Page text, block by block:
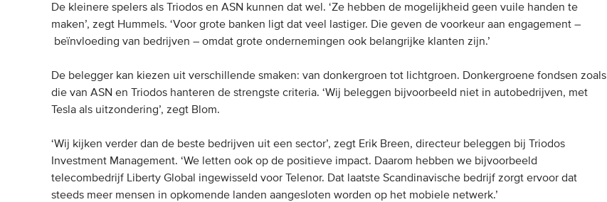
De kleinere spelers als Triodos en ASN kunnen dat wel. ‘Ze hebben de mogelijkheid geen vuile handen te
maken’, zegt Hummels. ‘Voor grote banken ligt dat veel lastiger. Die geven de voorkeur aan engagement –
beïnvloeding van bedrijven – omdat grote ondernemingen ook belangrijke klanten zijn.’
De belegger kan kiezen uit verschillende smaken: van donkergroen tot lichtgroen. Donkergroene fondsen zoals
die van ASN en Triodos hanteren de strengste criteria. ‘Wij beleggen bijvoorbeeld niet in autobedrijven, met
Tesla als uitzondering’, zegt Blom.
‘Wij kijken verder dan de beste bedrijven uit een sector’, zegt Erik Breen, directeur beleggen bij Triodos
Investment Management. ‘We letten ook op de positieve impact. Daarom hebben we bijvoorbeeld
telecombedrijf Liberty Global ingewisseld voor Telenor. Dat laatste Scandinavische bedrijf zorgt ervoor dat
steeds meer mensen in opkomende landen aangesloten worden op het mobiele netwerk.’